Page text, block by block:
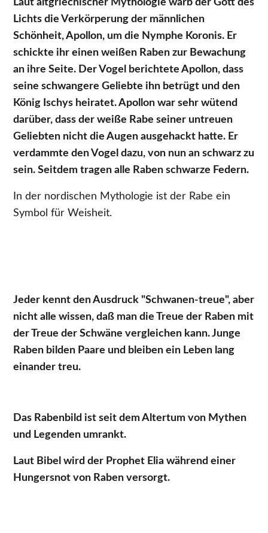
Laut altgriechischer Mythologie warb der Gott des
Lichts die Verkörperung der männlichen
Schönheit, Apollon, um die Nymphe Koronis. Er
schickte ihr einen weißen Raben zur Bewachung
an ihre Seite. Der Vogel berichtete Apollon, dass
seine schwangere Geliebte ihn betrügt und den
König Ischys heiratet. Apollon war sehr wütend
darüber, dass der weiße Rabe seiner untreuen
Geliebten nicht die Augen ausgehackt hatte. Er
verdammte den Vogel dazu, von nun an schwarz zu
sein. Seitdem tragen alle Raben schwarze Federn.
In der nordischen Mythologie ist der Rabe ein
Symbol für Weisheit.
Jeder kennt den Ausdruck "Schwanen-treue", aber
nicht alle wissen, daß man die Treue der Raben mit
der Treue der Schwäne vergleichen kann. Junge
Raben bilden Paare und bleiben ein Leben lang
einander treu.
Das Rabenbild ist seit dem Altertum von Mythen
und Legenden umrankt.
Laut Bibe l wird der Prophet Elia während einer
Hungersnot von Raben versorgt.